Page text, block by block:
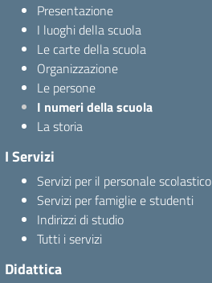
Presentazione
I luoghi della scuola
Le carte della scuola
Organizzazione
Le persone
I numeri della scuola
La storia
I Servizi
Servizi per il personale scolastico
Servizi per famiglie e studenti
Indirizzi di studio
Tutti i servizi
Didattica